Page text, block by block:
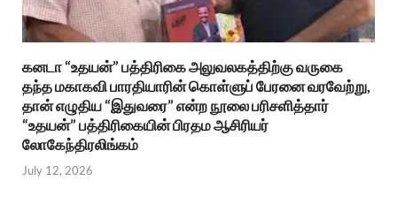
கனடா “உதயன்” பத்திரிகை அலுவலகத்திற்கு வருகை
தந்த மகாகவி பாரதியாரின் கொள்ளுப் பேரனை வரவேற்று,
தான் எழுதிய “இதுவரை” என்ற நூலை பரிசளித்தார்
“உதயன்” பத்திரிகையின் பிரதம ஆசிரியர்
லோகேந்திரலிங்கம்
July 12, 2026